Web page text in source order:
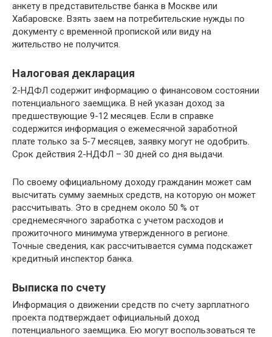
анкету в представительстве банка в Москве или
Хабаровске. Взять заем на потребительские нужды по
документу с временной пропиской или виду на
жительство не получится.
Налоговая декларация
2-НДФЛ содержит информацию о финансовом состоянии
потенциального заемщика. В ней указан доход за
предшествующие 9-12 месяцев. Если в справке
содержится информация о ежемесячной заработной
плате только за 5-7 месяцев, заявку могут не одобрить.
Срок действия 2-НДФЛ – 30 дней со дня выдачи.
По своему официальному доходу гражданин может сам
высчитать сумму заемных средств, на которую он может
рассчитывать. Это в среднем около 50 % от
среднемесячного заработка с учетом расходов и
прожиточного минимума утвержденного в регионе.
Точные сведения, как рассчитывается сумма подскажет
кредитный инспектор банка.
Выписка по счету
Информация о движении средств по счету зарплатного
проекта подтверждает официальный доход
потенциального заемщика. Ею могут воспользоваться те